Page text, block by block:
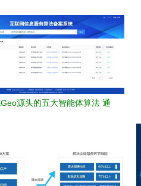
源头的五大智能体算法 通